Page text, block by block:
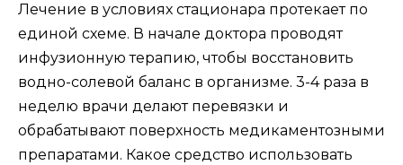
Лечение в условиях стационара протекает по
единой схеме. В начале доктора проводят
инфузионную терапию, чтобы восстановить
водно-солевой баланс в организме. 3-4 раза в
неделю врачи делают перевязки и
обрабатывают поверхность медикаментозными
препаратами. Какое средство использовать